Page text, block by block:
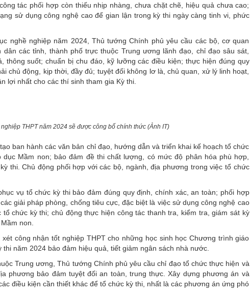
tác phối hợp còn thiếu nhịp nhàng, chưa chặt chẽ, hiệu quả chưa cao;
sử dụng công nghệ cao để gian lận trong kỳ thi ngày càng tinh vi, phức
nghề nghiệp năm 2024, Thủ tướng Chính phủ yêu cầu các bộ, cơ quan
các tỉnh, thành phố trực thuộc Trung ương lãnh đạo, chỉ đạo sâu sát,
thông suốt; chuẩn bị chu đáo, kỹ lưỡng các điều kiện; thực hiện đúng quy
chủ động, kịp thời, đầy đủ; tuyệt đối không lơ là, chủ quan, xử lý linh hoạt,
lợi nhất cho các thí sinh tham gia Kỳ thi.
THPT năm 2024 sẽ được công bố chính thức (Ảnh IT)
ban hành các văn bản chỉ đạo, hướng dẫn và triển khai kế hoạch tổ chức
Mầm non; bảo đảm đề thi chất lượng, có mức độ phân hóa phù hợp,
thi. Chủ động phối hợp với các bộ, ngành, địa phương trong việc tổ chức
vụ tổ chức kỳ thi bảo đảm đúng quy định, chính xác, an toàn; phối hợp
giải pháp phòng, chống tiêu cực, đặc biệt là việc sử dụng công nghệ cao
chức kỳ thi; chủ động thực hiện công tác thanh tra, kiểm tra, giám sát kỳ
non.
công nhận tốt nghiệp THPT cho những học sinh học Chương trình giáo
năm 2024 bảo đảm hiệu quả, tiết giảm ngân sách nhà nước.
Trung ương, Thủ tướng Chính phủ yêu cầu chỉ đạo tổ chức thực hiện và
phương bảo đảm tuyệt đối an toàn, trung thực. Xây dựng phương án và
điều kiện cần thiết khác để tổ chức kỳ thi, nhất là các phương án ứng phó